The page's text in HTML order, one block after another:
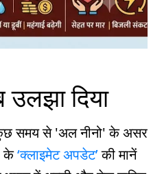
दिया
कुछ समय से 'अल नीनो' के असर
के‘क्लाइमेट अपडेट’की मानें